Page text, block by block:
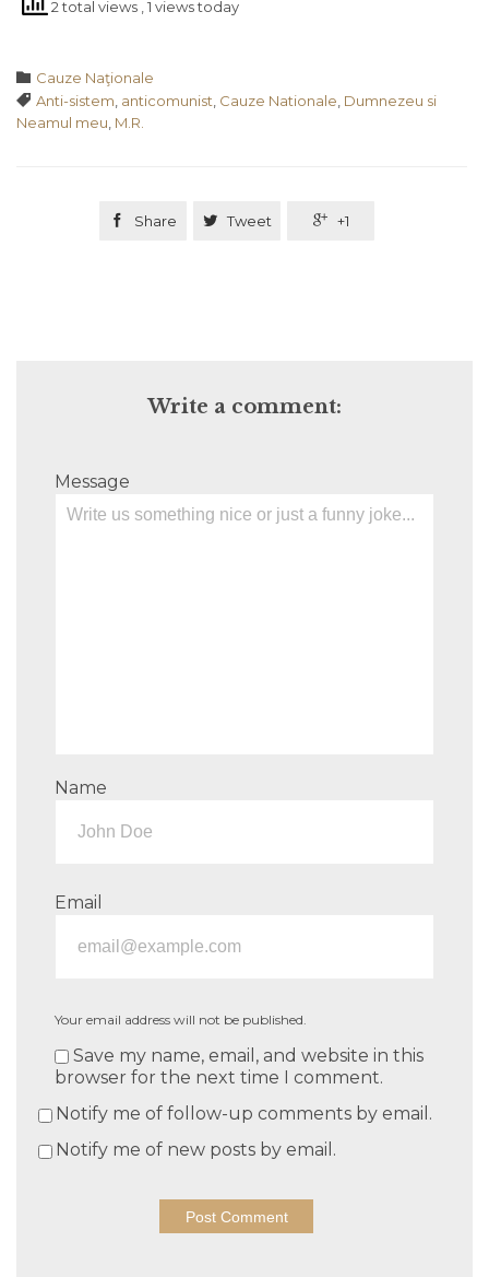
2 total views , 1 views today
 Category
Cauze Naţionale
 Tags
Anti-sistem anticomunist Cauze Nationale Dumnezeu si
Neamul meu M.R.
 Share  Tweet  +1
Write a comment:
Message
Name
Email
Your email address will not be published.
Save my name, email, and website in this
browser for the next time I comment.
Notify me of follow-up comments by email.
Notify me of new posts by email.